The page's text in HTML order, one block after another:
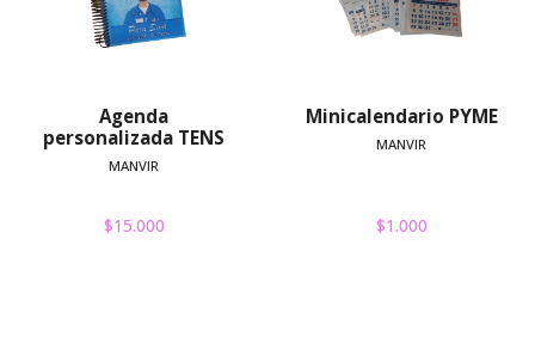
Agenda
personalizada TENS
MANVIR
$15.000
Minicalendario PYME
MANVIR
$1.000